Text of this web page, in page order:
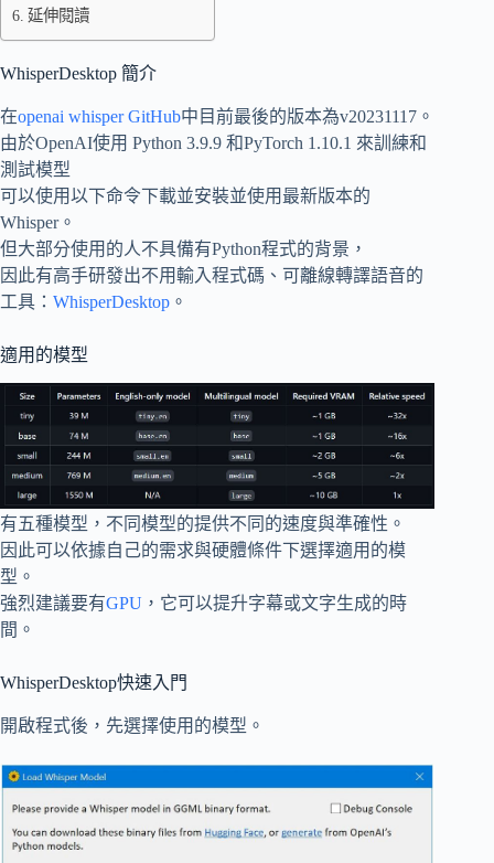
用
WhisperDesktop
軟
快
速
生
成
幕
與
逐
稿
延伸閱讀
WhisperDesktop 簡介
在openai whisper GitHub中目前最後的版本為v20231117。
由於OpenAI使用 Python 3.9.9 和PyTorch 1.10.1 來訓練和
測試模型
可以使用以下命令下載並安裝並使用最新版本的
Whisper。
但大部分使用的人不具備有Python程式的背景，
因此有高手研發出不用輸入程式碼、可離線轉譯語音的
工具： WhisperDesktop 。
適用的模型
有五種模型，不同模型的提供不同的速度與準確性。
因此可以依據自己的需求與硬體條件下選擇適用的模
型。
強烈建議要有GPU ，它可以提升字幕或文字生成的時
間。
WhisperDesktop快速入門
開啟程式後，先選擇使用的模型。